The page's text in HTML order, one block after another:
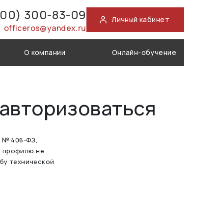
300-83-09
officeros@yandex.ru
Личный кабинет
О компании Онлайн-обучение
№ 406-ФЗ,
профилю не
технической